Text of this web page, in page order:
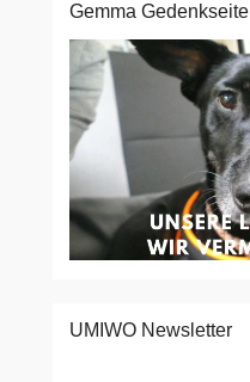
Gemma Gedenkseite
UMIWO Newsletter